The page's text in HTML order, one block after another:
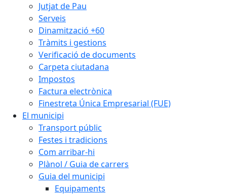
Jutjat de Pau
Serveis
Dinamització +60
Tràmits i gestions
Verificació de documents
Carpeta ciutadana
Impostos
Factura electrònica
Finestreta Única Empresarial (FUE)
El municipi
Transport públic
Festes i tradicions
Com arribar-hi
Plànol / Guia de carrers
Guia del municipi
Equipaments